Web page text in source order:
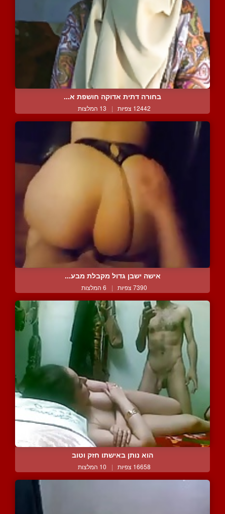
בחורה דתית אדוקה חושפת א...
12442 צפיות | 13 המלצות
אישה ישבן גדול מקבלת מבע...
7390 צפיות | 6 המלצות
הוא נותן באישתו חזק וטוב
16658 צפיות | 10 המלצות